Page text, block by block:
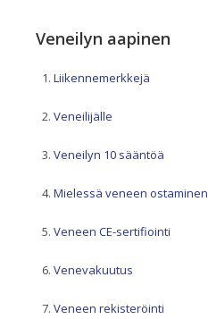
Veneilyn aapinen
Liikennemerkkejä
Veneilijälle
Veneilyn 10 sääntöä
Mielessä veneen ostaminen
Veneen CE-sertifiointi
Venevakuutus
Veneen rekisteröinti